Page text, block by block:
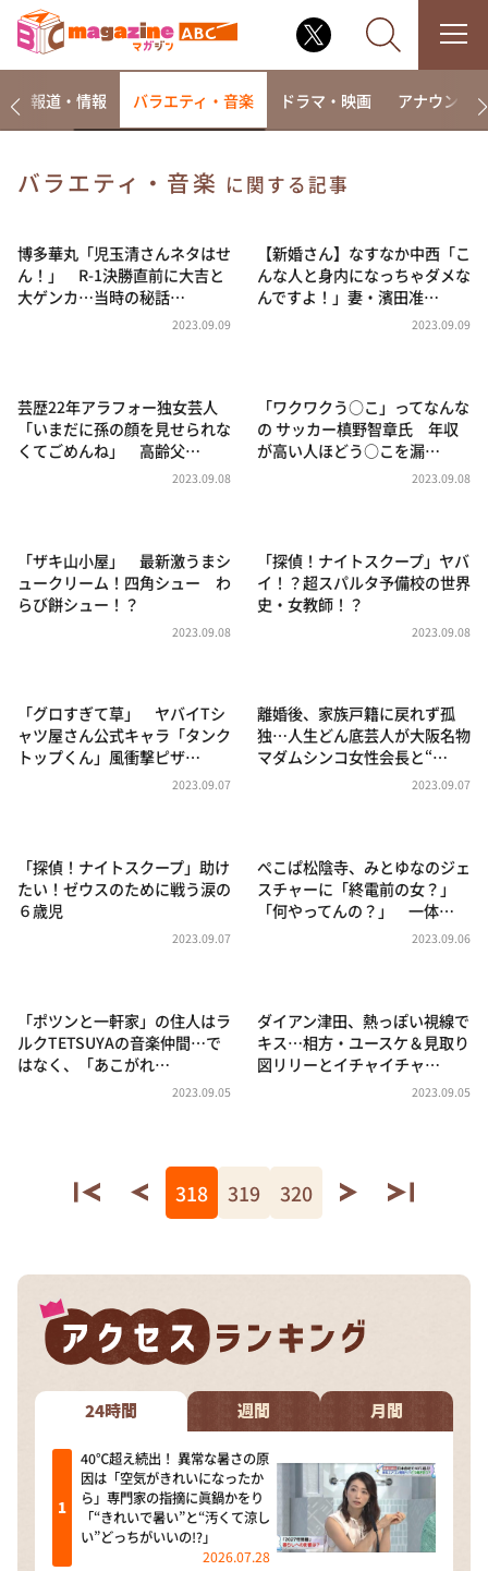
相席食堂
これ余談なんですけど・・・
～人生密着トークバラエティ！～ やすとものいたっ
news おかえり
河合＆A.B.C-Z塚田×福井アナ「なんでやねん！？」
（news おかえり）
朝だ！生です旅サラダ
教えて！ニュースライブ 正義のミカタ
ポツンと一軒家
ザキ山小屋本館
報道・情報 バラエティ・音楽 ドラマ・映画 アナウンサー
バラエティ・音楽 に関する記事
博多華丸「児玉清さんネタはせ
ん！」 R-1決勝直前に大吉と
大ゲンカ…当時の秘話…
2023.09.09
【新婚さん】なすなか中西「こ
んな人と身内になっちゃダメな
んですよ！」妻・濱田准…
2023.09.09
芸歴22年アラフォー独女芸人
「いまだに孫の顔を見せられな
くてごめんね」 高齢父…
2023.09.08
「ワクワクう○こ」ってなんな
の サッカー槙野智章氏 年収
が高い人ほどう○こを漏…
2023.09.08
「ザキ山小屋」 最新激うまシ
ュークリーム！四角シュー わ
らび餅シュー！？
2023.09.08
「探偵！ナイトスクープ」ヤバ
イ！？超スパルタ予備校の世界
史・女教師！？
2023.09.08
「グロすぎて草」 ヤバイTシ
ャツ屋さん公式キャラ「タンク
トップくん」風衝撃ピザ…
2023.09.07
離婚後、家族戸籍に戻れず孤
独…人生どん底芸人が大阪名物
マダムシンコ女性会長と“…
2023.09.07
「探偵！ナイトスクープ」助け
たい！ゼウスのために戦う涙の
６歳児
2023.09.07
ぺこぱ松陰寺、みとゆなのジェ
スチャーに「終電前の女？」
「何やってんの？」 一体…
2023.09.06
「ポツンと一軒家」の住人はラ
ルクTETSUYAの音楽仲間…で
はなく、「あこがれ…
2023.09.05
ダイアン津田、熱っぽい視線で
キス…相方・ユースケ＆見取り
図リリーとイチャイチャ…
2023.09.05
318 319 320
24時間 週間 月間
40℃超え続出！ 異常な暑さの原
因は「空気がきれいになったか
ら」専門家の指摘に眞鍋かをり
「“きれいで暑い”と“汚くて涼し
い”どっちがいいの!?」
2026.07.28